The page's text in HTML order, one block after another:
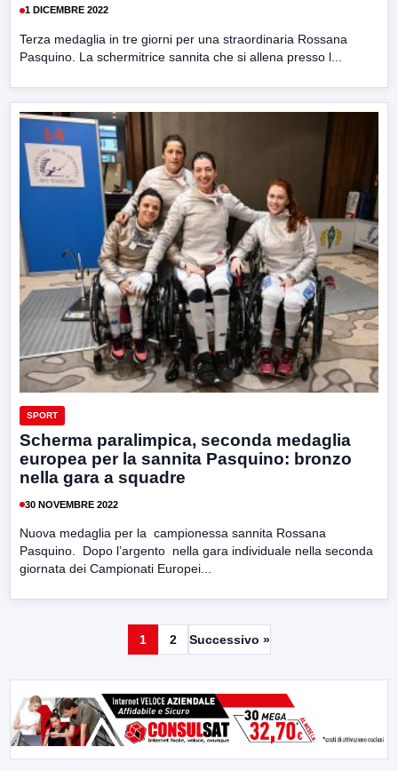
1 DICEMBRE 2022
Terza medaglia in tre giorni per una straordinaria Rossana
Pasquino. La schermitrice sannita che si allena presso l...
SPORT
Scherma paralimpica, seconda medaglia
europea per la sannita Pasquino: bronzo
nella gara a squadre
30 NOVEMBRE 2022
Nuova medaglia per la campionessa sannita Rossana
Pasquino. Dopo l’argento nella gara individuale nella seconda
giornata dei Campionati Europei...
1 2 Successivo »